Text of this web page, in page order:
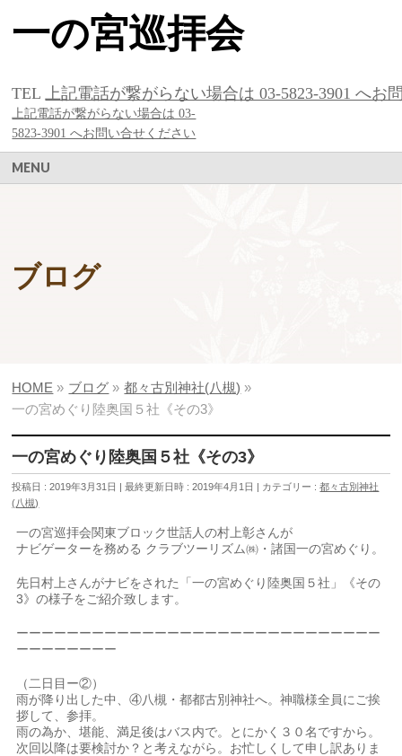
一の宮巡拝会
TEL上記電話が繋がらない場合は 03-5823-3901 へお
上記電話が繋がらない場合は 03-
5823-3901 へお問い合せください
MENU
ブログ
HOME » ブログ » 都々古別神社(八槻) »
一の宮めぐり陸奥国５社《その3》
一の宮めぐり陸奥国５社《その3》
投稿日 : 2019年3月31日 最終更新日時 : 2019年4月1日 カテゴリー :都々古別神社
(八槻)
一の宮巡拝会関東ブロック世話人の村上彰さんが
ナビゲーターを務める クラブツーリズム㈱・諸国一の宮めぐり。
先日村上さんがナビをされた「一の宮めぐり陸奥国５社」《その
3》の様子をご紹介致します。
ーーーーーーーーーーーーーーーーーーーーーーーーーーーーー
ーーーーーーーー
（二日目ー②）
雨が降り出した中、④八槻・都都古別神社へ。神職様全員にご挨
拶して、参拝。
雨の為か、堪能、満足後はバス内で。とにかく３０名ですから。
次回以降は要検討か？と考えながら。お忙しくして申し訳ありま